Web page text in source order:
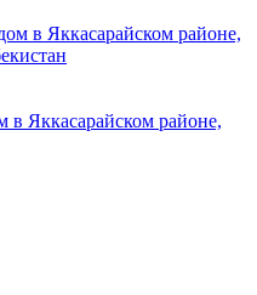
в Яккасарайском районе,